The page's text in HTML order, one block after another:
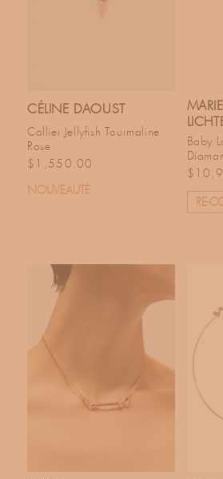
CÉLINE DAOUST
Collier Jellyfish Tourmaline
Rose
Prix habituel
$1,550.00
NOUVEAUTÉ
MARIE
Baby
Prix
RE-